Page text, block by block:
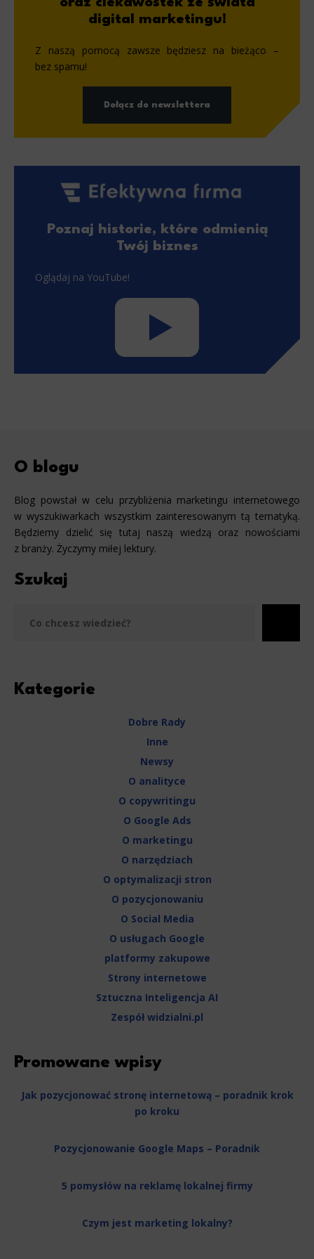
This is data used to personalize your use of our website and to remember choices you make while using our
Analytics
statistics about users. Analytical cookies and similar technologies allow us to measure the effectiveness of
Scope responsible for displaying personalized ads that may be of interest to the user based on browsing
digital marketingu!
Z naszą pomocą zawsze będziesz na bieżąco –
bez spamu!
Dołącz do newslettera
Poznaj historie, które odmienią
Twój biznes
Oglądaj na YouTube!
O blogu
Blog powstał w celu przybliżenia marketingu internetowego
w wyszukiwarkach wszystkim zainteresowanym tą tematyką.
Będziemy dzielić się tutaj naszą wiedzą oraz nowościami
z branży. Życzymy miłej lektury.
Szukaj
Kategorie
Dobre Rady
Inne
Newsy
O analityce
O copywritingu
O Google Ads
O marketingu
O narzędziach
O optymalizacji stron
O pozycjonowaniu
O Social Media
O usługach Google
platformy zakupowe
Strony internetowe
Sztuczna Inteligencja AI
Zespół widzialni.pl
Promowane wpisy
Jak pozycjonować stronę internetową – poradnik krok
po kroku
Pozycjonowanie Google Maps – Poradnik
5 pomysłów na reklamę lokalnej firmy
Czym jest marketing lokalny?